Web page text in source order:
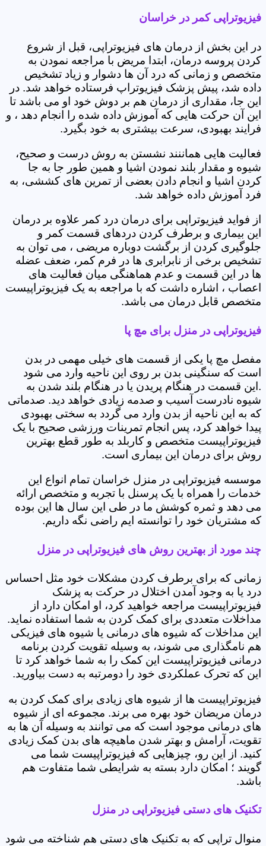
فیزیوتراپی کمر در خراسان
در این بخش از درمان های فیزیوتراپی، قبل از شروع
کردن پروسه درمان، ابتدا مریض با مراجعه نمودن به
متخصص و زمانی که درد آن ها دشوار و زیاد تشخیص
داده شد، پیش پزشک فیزیوتراپ فرستاده خواهد شد. در
این جا، مقداری از درمان هم بر دوش خود او می باشد تا
این آن حرکت هایی که آموزش داده شده را انجام دهد ، و
فرایند بهبودی، سرعت بیشتری به خود بگیرد.
فعالیت هایی هماننند نشستن به روش درست و صحیح،
شیوه و مقدار بلند نمودن اشیا و همین طور جا به جا
کردن اشیا و انجام دادن بعضی از تمرین های کششی، به
فرد آموزش داده خواهد شد.
از فواید فیزیوتراپی برای درمان درد کمر علاوه بر درمان
این بیماری و برطرف کردن دردهای قسمت کمر و
جلوگیری کردن از برگشت دوباره مریضی ، می توان به
تشخیص برخی از نابرابری ها در فرم کمر، ضعف عضله
ها در این قسمت و عدم هماهنگی میان فعالیت های
اعصاب ، اشاره داشت که با مراجعه به یک فیزیوتراپیست
متخصص قابل درمان می باشد.
فیزیوتراپی در منزل برای مچ پا
مفصل مچ پا یکی از قسمت های خیلی مهمی در بدن
است که سنگینی بدن بر روی این ناحیه وارد می شود
.این قسمت در هنگام پریدن یا در هنگام بلند شدن به
شیوه نادرست آسیب و صدمه زیادی خواهد دید. صدماتی
که به این ناحیه از بدن وارد می گردد به سختی بهبودی
پیدا خواهد کرد، پس انجام تمرینات ورزشی صحیح با یک
فیزیوتراپیست متخصص و کاربلد به طور قطع بهترین
روش برای درمان این بیماری است.
موسسه فیزیوتراپی در منزل خراسان تمام انواع این
خدمات را همراه با یک پرسنل با تجربه و متخصص ارائه
می دهد و ثمره کوشش ما در طی این سال ها این بوده
که مشتریان خود را توانسته ایم راضی نگه داریم.
چند مورد از بهترین روش های فیزیوتراپی در منزل
زمانی که برای برطرف کردن مشکلات خود مثل احساس
درد یا به وجود آمدن اختلال در حرکت به پزشک
فیزیوتراپیست مراجعه خواهید کرد، او امکان دارد از
مداخلات متعددی برای کمک کردن به شما استفاده نماید.
این مداخلات که شیوه های درمانی یا شیوه های فیزیکی
هم نامگذاری می شوند، به وسیله تقویت کردن برنامه
درمانی فیزیوتراپیست این کمک را به شما خواهد کرد تا
این که تحرک عملکردی خود را دومرتبه به دست بیاورید.
فیزیوتراپیست ها از شیوه های زیادی برای کمک کردن به
درمان مریضان خود بهره می برند. مجموعه ای از شیوه
های درمانی موجود است که می توانند به وسیله آن ها به
تقویت، آرامش و بهتر شدن ماهیچه های بدن کمک زیادی
کنید. از این رو، چیزهایی که فیزیوتراپیست شما می
گویند ؛ امکان دارد بسته به شرایطی شما متفاوت هم
باشد.
تکنیک های دستی فیزیوتراپی در منزل
منوال تراپی که به تکنیک های دستی هم شناخته می شود